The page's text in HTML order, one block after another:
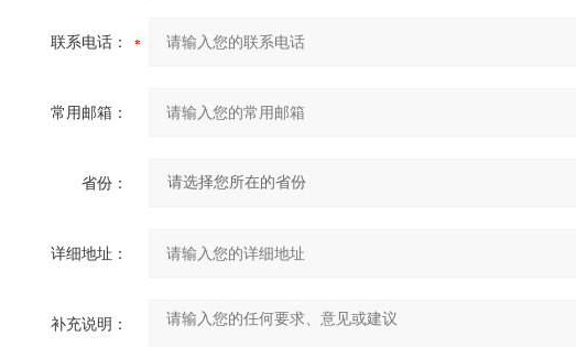
联系电话：
常用邮箱：
省份：
详细地址：
补充说明：